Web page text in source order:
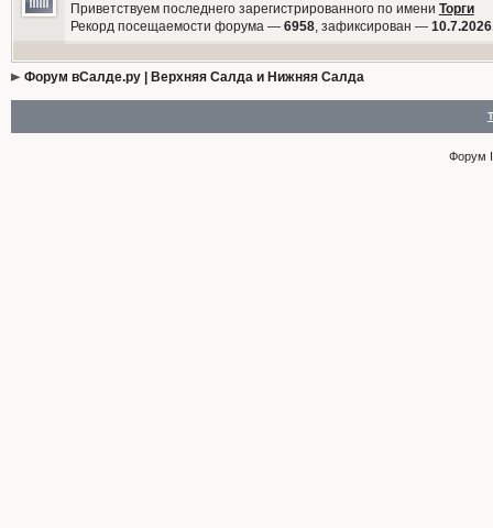
Приветствуем последнего зарегистрированного по имени Торги
Рекорд посещаемости форума — 6958, зафиксирован —
Форум вСалде.ру | Верхняя Салда и Нижняя Салда
Форум